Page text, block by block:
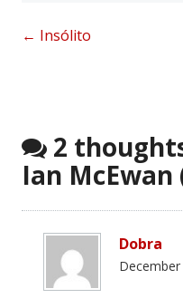
Post
← Insólito
2
Ian McEwan
Dobra